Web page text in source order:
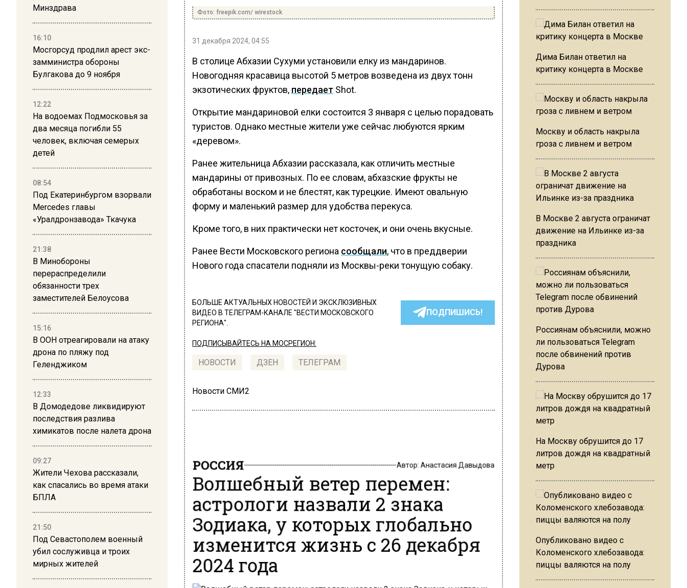
Минздрава
16:10
Мосгорсуд продлил арест экс-
замминистра обороны
Булгакова до 9 ноября
12:22
На водоемах Подмосковья за
два месяца погибли 55
человек, включая семерых
детей
08:54
Под Екатеринбургом взорвали
Mercedes главы
«Уралдронзавода» Ткачука
21:38
В Минобороны
перераспределили
обязанности трех
заместителей Белоусова
15:16
В ООН отреагировали на атаку
дрона по пляжу под
Геленджиком
12:33
В Домодедове ликвидируют
последствия разлива
химикатов после налета дрона
09:27
Жители Чехова рассказали,
как спасались во время атаки
БПЛА
21:50
Под Севастополем военный
убил сослуживца и троих
мирных жителей
Фото: freepik.com/ wirestock
31 декабря 2024, 04:55
В столице Абхазии Сухуми установили елку из мандаринов.
Новогодняя красавица высотой 5 метров возведена из двух тонн
экзотических фруктов, передаетShot.
Открытие мандариновой елки состоится 3 января с целью порадовать
туристов. Однако местные жители уже сейчас любуются ярким
«деревом».
Ранее жительница Абхазии рассказала, как отличить местные
мандарины от привозных. По ее словам, абхазские фрукты не
обработаны воском и не блестят, как турецкие. Имеют овальную
форму и маленький размер для удобства перекуса.
Кроме того, в них практически нет косточек, и они очень вкусные.
Ранее Вести Московского региона сообщали, что в преддверии
Нового года спасатели подняли из Москвы-реки тонущую собаку.
БОЛЬШЕ АКТУАЛЬНЫХ НОВОСТЕЙ И ЭКСКЛЮЗИВНЫХ
ВИДЕО В ТЕЛЕГРАМ-КАНАЛЕ "ВЕСТИ МОСКОВСКОГО
РЕГИОНА".
ПОДПИШИСЬ!
ПОДПИСЫВАЙТЕСЬ НА МОСРЕГИОН:
НОВОСТИ ДЗЕН ТЕЛЕГРАМ
Новости СМИ2
РОССИЯ Автор: Анастасия Давыдова
Волшебный ветер перемен:
астрологи назвали 2 знака
Зодиака, у которых глобально
изменится жизнь с 26 декабря
2024 года
Дима Билан ответил на
критику концерта в Москве
Москву и область накрыла
гроза с ливнем и ветром
В Москве 2 августа ограничат
движение на Ильинке из-за
праздника
Россиянам объяснили, можно
ли пользоваться Telegram
после обвинений против
Дурова
На Москву обрушится до 17
литров дождя на квадратный
метр
Опубликовано видео с
Коломенского хлебозавода:
пиццы валяются на полу